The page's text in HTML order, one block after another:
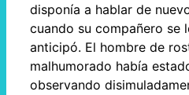
disponía a hablar de
cuando su compañero se
anticipó. El hombre de
malhumorado había
observando